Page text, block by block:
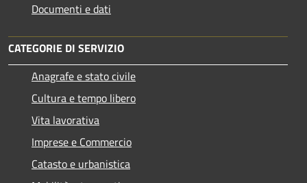
Documenti e dati
CATEGORIE DI SERVIZIO
Anagrafe e stato civile
Cultura e tempo libero
Vita lavorativa
Imprese e Commercio
Catasto e urbanistica